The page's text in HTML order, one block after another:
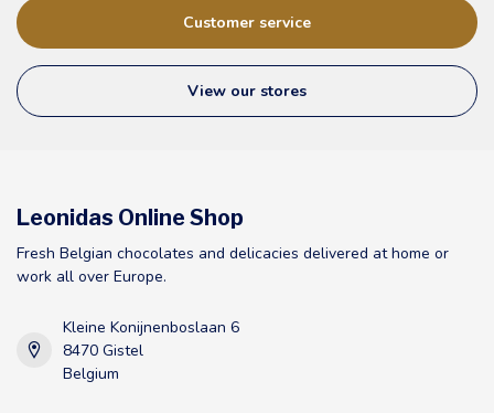
Customer service
View our stores
Leonidas Online Shop
Fresh Belgian chocolates and delicacies delivered at home or
work all over Europe.
Kleine Konijnenboslaan 6
8470 Gistel
Belgium